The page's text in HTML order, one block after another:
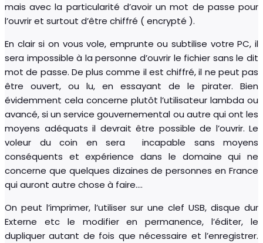
mais avec la particularité d’avoir un mot de passe pour
l’ouvrir et surtout d’être chiffré ( encrypté ).
En clair si on vous vole, emprunte ou subtilise votre PC, il
sera impossible à la personne d’ouvrir le fichier sans le dit
mot de passe. De plus comme il est chiffré, il ne peut pas
être ouvert, ou lu, en essayant de le pirater. Bien
évidemment cela concerne plutôt l’utilisateur lambda ou
avancé, si un service gouvernemental ou autre qui ont les
moyens adéquats il devrait être possible de l’ouvrir. Le
voleur du coin en sera incapable sans moyens
conséquents et expérience dans le domaine qui ne
concerne que quelques dizaines de personnes en France
qui auront autre chose à faire….
On peut l’imprimer, l’utiliser sur une clef USB, disque dur
Externe etc le modifier en permanence, l’éditer, le
dupliquer autant de fois que nécessaire et l’enregistrer.